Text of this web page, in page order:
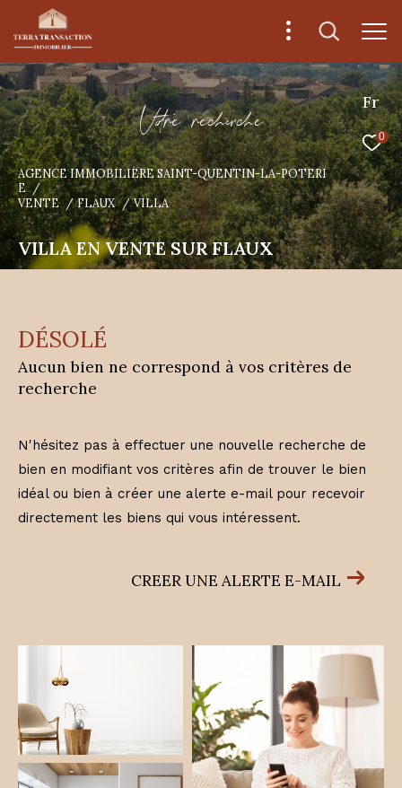
Fr
0
Vore recece
AGENCE IMMOBILIÈRE SAINT-QUENTIN-LA-POTERI
E
VENTE
FLAUX VILLA
VILLA EN VENTE SUR FLAUX
DÉSOLÉ
Aucun bien ne correspond à vos critères de
recherche
N'hésitez pas à effectuer une nouvelle recherche de
bien en modifiant vos critères afin de trouver le bien
idéal ou bien à créer une alerte e-mail pour recevoir
directement les biens qui vous intéressent.
CREER UNE ALERTE E-MAIL